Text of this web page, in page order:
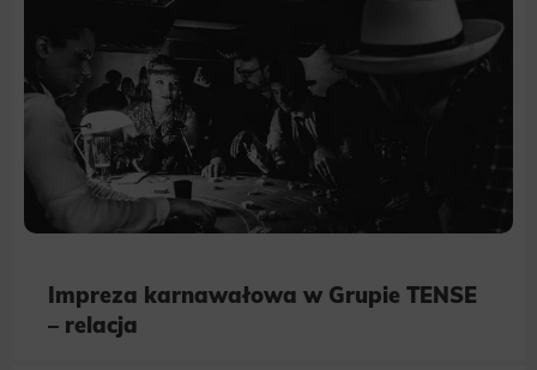
Impreza karnawałowa w Grupie TENSE
– relacja